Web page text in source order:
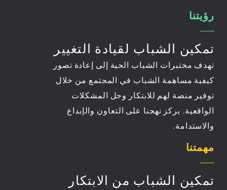
رؤيتنا
تمكين الشباب لقيادة التغيير
تهدف مختبرات الشباب الحية إلى إعادة تصور
كيفية مساهمة الشباب في المجتمع من خلال
توفير منصة لهم للابتكار وحل المشكلات
الواقعية. يركز نهجنا على التعاون والإبداع
والاستدامة.
مهمتنا
تمكين الشباب من الابتكار